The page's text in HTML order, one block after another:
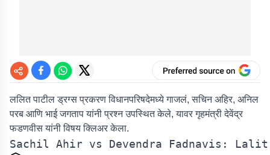
ललित पाटील ड्रग्स प्रकरण विधानपरिषदेमध्ये गाजलं, सचिन अहिर, अनिल
परब आणि भाई जगताप यांनी प्रश्न उपस्थित केले, यावर गृहमंत्री देवेंद्र
फडणवीस यांनी विषय क्लिअर केला.